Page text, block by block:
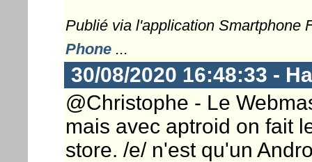
Publié via l'application Smartphone
Phone...
30/08/2020 16:48:33 -
@Christophe - Le
mais avec aptroid on fait
store. /e/ n'est qu'un